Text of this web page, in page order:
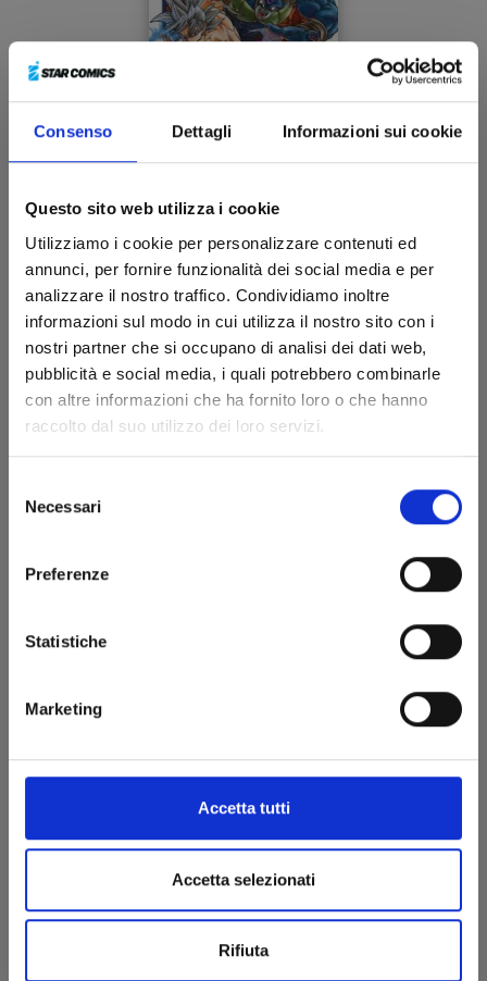
Consenso Dettagli Informazioni sui cookie
Questo sito web utilizza i cookie
Utilizziamo i cookie per personalizzare contenuti ed
annunci, per fornire funzionalità dei social media e per
analizzare il nostro traffico. Condividiamo inoltre
informazioni sul modo in cui utilizza il nostro sito con i
nostri partner che si occupano di analisi dei dati web,
pubblicità e social media, i quali potrebbero combinarle
con altre informazioni che ha fornito loro o che hanno
raccolto dal suo utilizzo dei loro servizi.
delNecessari
Preferenze
Statistiche
Marketing
Accetta tutti
Accetta selezionati
Rifiuta
DRAGON BALL SUPER n. 15
22/12/2021
€ 5,90
€ 5,50